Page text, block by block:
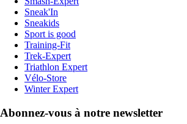
Sneak'In
Sneakids
Sport is good
Training-Fit
Trek-Expert
Triathlon Expert
Vélo-Store
Winter Expert
Abonnez-vous à notre newsletter